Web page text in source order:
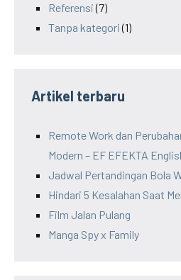
Referensi (7)
Tanpa kategori (1)
Artikel terbaru
Remote Work dan
Modern – EF EFEKTA
Jadwal Pertandingan Bola
Hindari 5 Kesalahan Saat
Film Jalan Pulang
Manga Spy x Family